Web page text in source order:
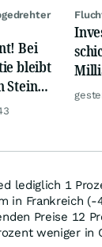
Bei
bleibt
Stein
lediglich 1
in Frankreich
Preise 12
weniger